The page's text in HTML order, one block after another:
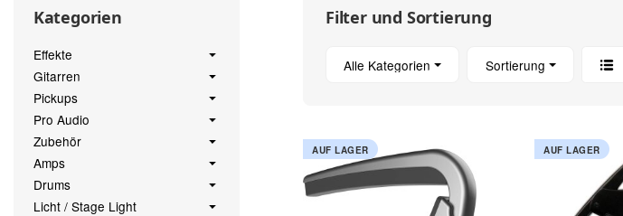
Filter und Sortierung
Alle Kategorien Sortierung
AUF LAGER AUF LAGER
Kategorien
Effekte
Gitarren
Pickups
Pro Audio
Zubehör
Amps
Drums
Licht / Stage Light